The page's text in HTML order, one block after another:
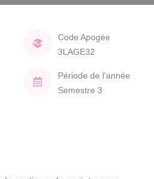
Code Apogée
3LAGE32
Période de l'année
Semestre 3